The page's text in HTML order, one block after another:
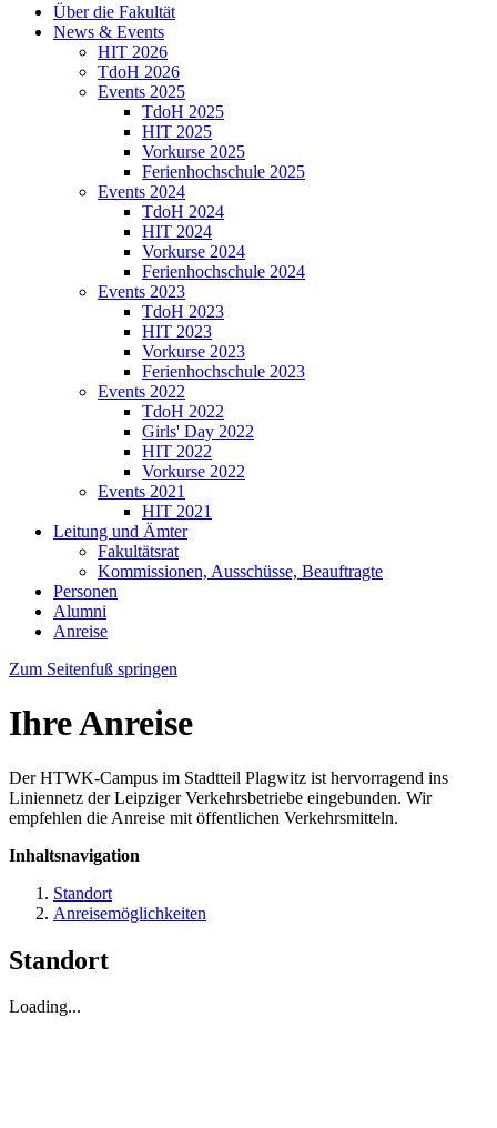
Über die Fakultät
News & Events
HIT 2026
TdoH 2026
Events 2025
TdoH 2025
HIT 2025
Vorkurse 2025
Ferienhochschule 2025
Events 2024
TdoH 2024
HIT 2024
Vorkurse 2024
Ferienhochschule 2024
Events 2023
TdoH 2023
HIT 2023
Vorkurse 2023
Ferienhochschule 2023
Events 2022
TdoH 2022
Girls' Day 2022
HIT 2022
Vorkurse 2022
Events 2021
HIT 2021
Leitung und Ämter
Fakultätsrat
Kommissionen, Ausschüsse, Beauftragte
Personen
Alumni
Anreise
Zum Seitenfuß springen
Ihre Anreise
Der HTWK-Campus im Stadtteil Plagwitz ist hervorragend ins
Liniennetz der Leipziger Verkehrsbetriebe eingebunden. Wir
empfehlen die Anreise mit öffentlichen Verkehrsmitteln.
Inhaltsnavigation
Standort
Anreisemöglichkeiten
Standort
Loading...